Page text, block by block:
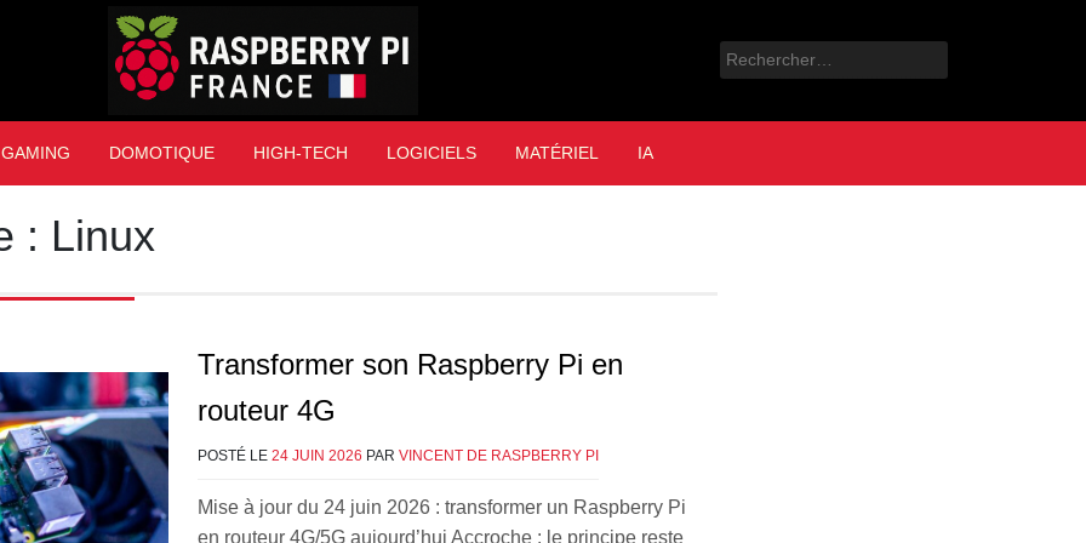
Raspberry Pi France
Rechercher :
GAMING DOMOTIQUE HIGH-TECH LOGICIELS MATÉRIEL IA
: Linux
Transformer son Raspberry Pi en
routeur 4G
POSTÉ LE 24 JUIN 2026 PAR VINCENT DE RASPBERRY PI
Mise à jour du 24 juin 2026 : transformer un Raspberry Pi
en routeur 4G/5G aujourd’hui Accroche : le principe reste